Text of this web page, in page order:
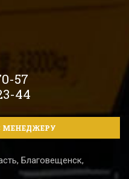
57
44
МЕНЕДЖЕРУ
Благовещенск,